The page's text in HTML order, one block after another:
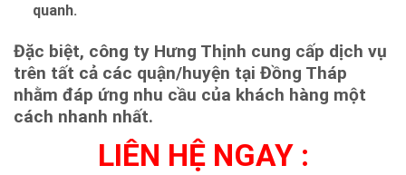
quanh.
Đặc biệt, công ty Hưng Thịnh cung cấp dịch vụ
trên tất cả các quận/huyện tại Đồng Tháp
nhằm đáp ứng nhu cầu của khách hàng một
cách nhanh nhất.
LIÊN HỆ NGAY :